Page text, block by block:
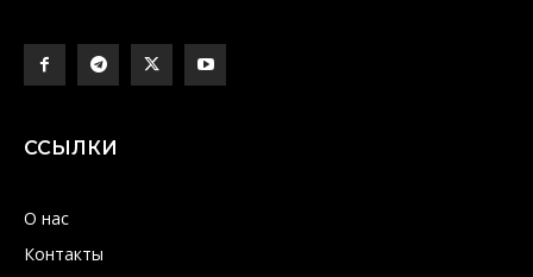
ССЫЛКИ
О нас
Контакты